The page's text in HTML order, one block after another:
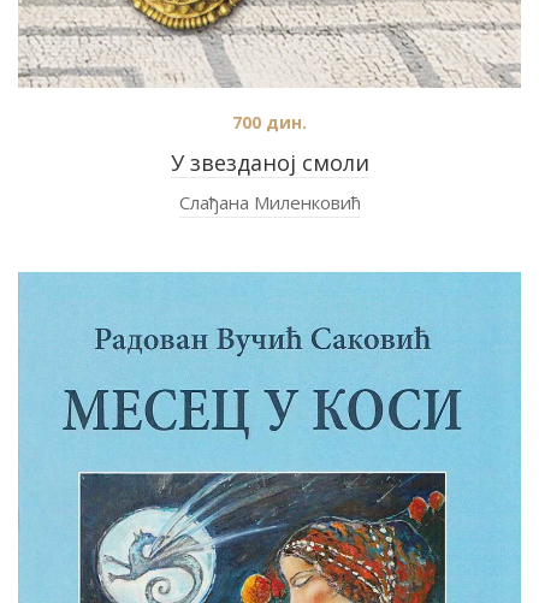
У звезданој смоли
700 дин.
Слађана Миленковић